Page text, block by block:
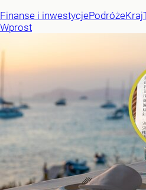
Finanse i inwestycjePodróżeKraj
Wprost